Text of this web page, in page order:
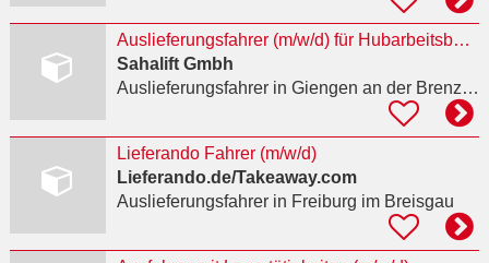
Auslieferungsfahrer (m/w/d) für Hubarbeitsbühnen im Nahverkehr
Sahalift Gmbh
Auslieferungsfahrerin Giengen an der Brenz, Burgberg
Lieferando Fahrer (m/w/d)
Lieferando.de/Takeaway.com
Auslieferungsfahrerin Freiburg im Breisgau